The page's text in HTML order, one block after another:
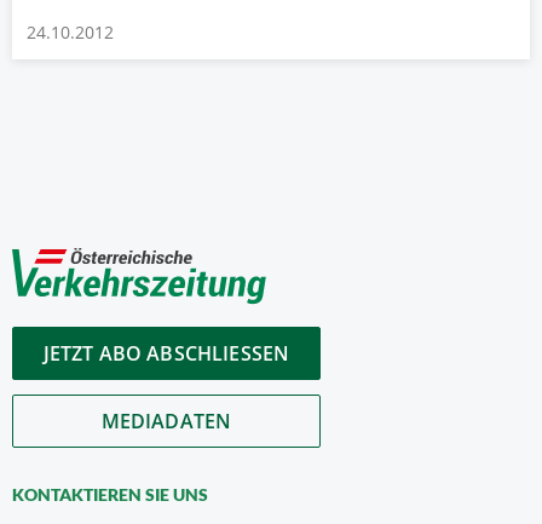
24.10.2012
JETZT ABO ABSCHLIESSEN
MEDIADATEN
KONTAKTIEREN SIE UNS